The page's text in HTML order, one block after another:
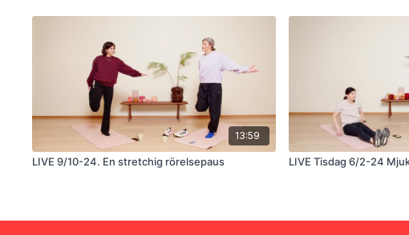
13:59
LIVE 9/10-24. En stretchig rörelsepaus LIVE Tisdag 6/2-24